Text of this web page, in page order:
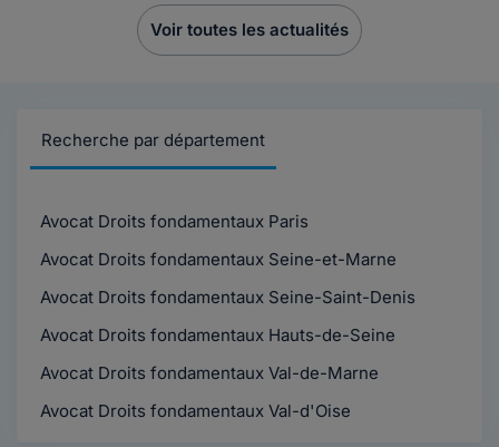
Voir toutes les actualités
Recherche par département
Avocat Droits fondamentaux Paris
Avocat Droits fondamentaux Seine-et-Marne
Avocat Droits fondamentaux Seine-Saint-Denis
Avocat Droits fondamentaux Hauts-de-Seine
Avocat Droits fondamentaux Val-de-Marne
Avocat Droits fondamentaux Val-d'Oise